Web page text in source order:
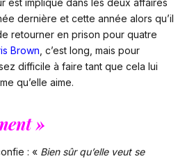
dernière et cette année alors qu’il
retourner en prison pour quatre
Brown , c’est long, mais pour
difficile à faire tant que cela lui
qu’elle aime.
»
: « Bien sûr qu’elle veut se